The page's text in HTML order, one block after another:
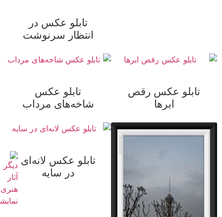
تابلو عکس در
انتظار سرنوشت
تابلو عکس رقص
ابرها
تابلو عکس
شاخه‌های مرداب
تابلو عکس لانه‌ای
در سایه